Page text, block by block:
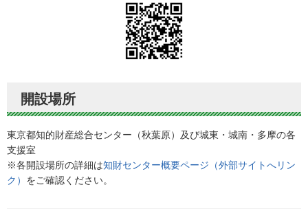
開設場所
東京都知的財産総合センター（秋葉原）及び城東・城南・多摩の各
支援室
※各開設場所の詳細は知財センター概要ページ（外部サイトへリン
ク） をご確認ください。